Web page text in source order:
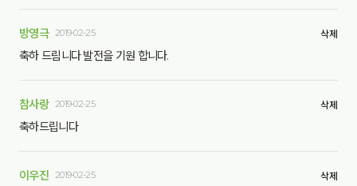
방영극 2019-02-25 삭제
축하 드림니다 발전을 기원 합니다.
참사랑 2019-02-25 삭제
축하드립니다
이우진 2019-02-25 삭제